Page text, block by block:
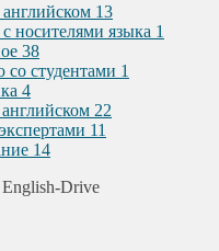
13
носителями языка 1
38
студентами 1
4
22
11
14
Drive